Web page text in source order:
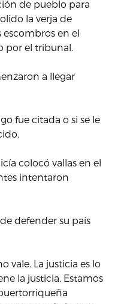
de pueblo para
la verja de
en el
por el tribunal.
a llegar
fue citada o si se le
colocó vallas en el
intentaron
defender su país
vale. La justicia es lo
la justicia. Estamos